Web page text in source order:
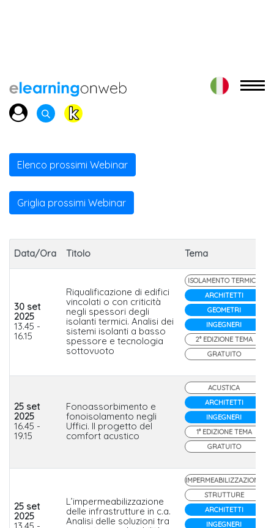
Elenco prossimi Webinar
Griglia prossimi Webinar
Data/Ora Titolo Tema
30 set
2025
13.45 -
16.15
Riqualificazione di edifici
vincolati o con criticità
negli spessori degli
isolanti termici. Analisi dei
sistemi isolanti a basso
spessore e tecnologia
sottovuoto
ISOLAMENTO TERMICO
ARCHITETTI
GEOMETRI
INGEGNERI
2° EDIZIONE TEMA
GRATUITO
25 set
2025
16.45 -
19.15
Fonoassorbimento e
fonoisolamento negli
Uffici. Il progetto del
comfort acustico
ACUSTICA
ARCHITETTI
INGEGNERI
1° EDIZIONE TEMA
GRATUITO
25 set
2025
L’impermeabilizzazione
delle infrastrutture in c.a.
Analisi delle soluzioni tra
IMPERMEABILIZZAZIONE
STRUTTURE
ARCHITETTI
INGEGNERI